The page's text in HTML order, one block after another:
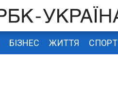
БІЗНЕС ЖИТТЯ СПОРТ